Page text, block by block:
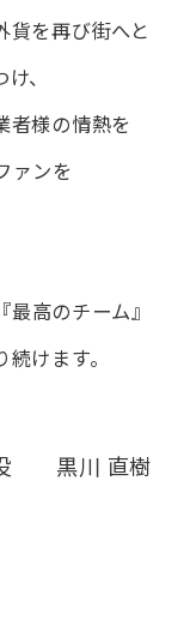
貨を​再び街へと​
、​
者様の​情熱を​
ァンを​
高の​チーム』
けます。
黒川 直樹